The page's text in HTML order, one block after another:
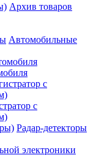
Архив товаров
Автомобильные
с
Радар-детекторы